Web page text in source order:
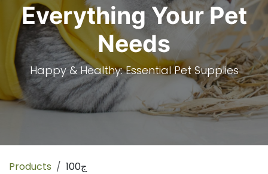
Everything Your Pet
Needs
Happy & Healthy: Essential Pet Supplies
Products 100ج